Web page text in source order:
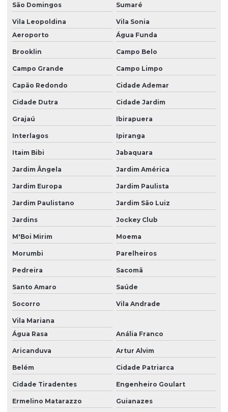
Equipo fotossensível para bomba mdk
Equipo fotossensível para bomba mdk no espírito santo
Equipo fotossensível para bomba mdk em são paulo
Equipo fotossensível para bomba mdk em sp
Equipo fotossensível para bomba mdk em vitória
Equipo universal para bomba de infusão
Equipo universal para bomba de infusão mdk
Gerenciamento de equipamentos médicos
Gerenciamento de parque tecnológico
Gestão eficiente de equipamentos hospitalares
Gestão de equipamentos médicos hospitalares
Gestão estratégica de parque tecnológico hospitalar
Gestão de parque tecnológico hospitalar
Gestão patrimonial hospitalar
Inovação em parque tecnológico hospitalar
Instrumentos hospitalares
Manutenção de ativos hospitalares
Manutenção bomba de infusão mdk mi20
Manutenção bomba de infusão mdk mi23
São Domingos Sumaré
Vila Leopoldina
Vila Sonia
Aeroporto
Água Funda
Brooklin Campo Belo
Campo Grande Campo Limpo
Capão Redondo Cidade Ademar
Cidade Dutra Cidade Jardim
Grajaú Ibirapuera
Interlagos Ipiranga
Itaim Bibi Jabaquara
Jardim Ângela Jardim América
Jardim Europa Jardim Paulista
Jardim Paulistano Jardim São Luiz
Jardins Jockey Club
M'Boi Mirim Moema
Morumbi Parelheiros
Pedreira Sacomã
Santo Amaro Saúde
Socorro Vila Andrade
Vila Mariana
Água Rasa
Anália Franco
Aricanduva Artur Alvim
Belém Cidade Patriarca
Cidade Tiradentes Engenheiro Goulart
Ermelino Matarazzo Guianazes